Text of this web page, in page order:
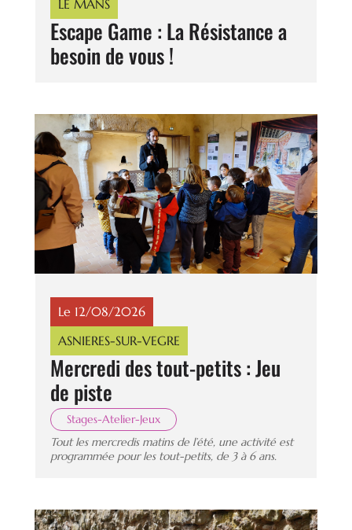
LE MANS
Escape Game : La Résistance a
besoin de vous !
Le 12/08/2026
ASNIERES-SUR-VEGRE
Mercredi des tout-petits : Jeu
de piste
Stages-Atelier-Jeux
Tout les mercredis matins de l’été, une activité est
programmée pour les tout-petits, de 3 à 6 ans.